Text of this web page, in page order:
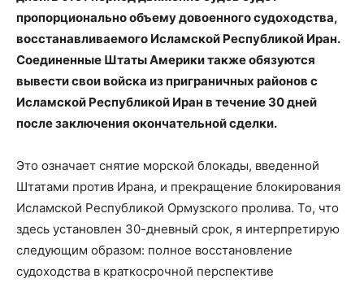
пропорционально объему довоенного судоходства,
восстанавливаемого Исламской Республикой Иран.
Соединенные Штаты Америки также обязуются
вывести свои войска из приграничных районов с
Исламской Республикой Иран в течение 30 дней
после заключения окончательной сделки.
Это означает снятие морской блокады, введенной
Штатами против Ирана, и прекращение блокирования
Исламской Республикой Ормузского пролива. То, что
здесь установлен 30-дневный срок, я интерпретирую
следующим образом: полное восстановление
судоходства в краткосрочной перспективе